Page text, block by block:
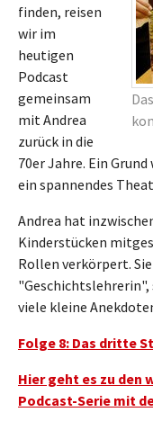
finden, reisen
wir im
heutigen
Podcast
gemeinsam
mit Andrea
zurück in die
70er Jahre. Ein
ein spannendes
Andrea hat
Kinderstücken
Rollen verkörpert.
"Geschichtslehrerin",
viele kleine
Folge 8: Das dritte
Hier geht es zu den
Podcast-Serie mit